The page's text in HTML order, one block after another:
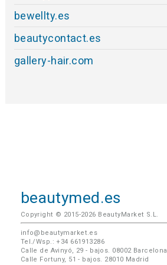
bewellty.es
beautycontact.es
gallery-hair.com
beautymed.es
Copyright © 2015-2026 BeautyMarket S.L.
info@beautymarket.es
Tel./Wsp.: +34 661913286
Calle de Avinyó, 29 - bajos. 08002 Barcelona
Calle Fortuny, 51 - bajos. 28010 Madrid